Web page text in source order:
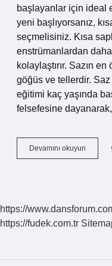
başlayanlar için ideal
yeni başlıyorsanız,
seçmelisiniz. Kısa
enstrümanlardan
kolaylaştırır. Sazın
göğüs ve tellerdir.
eğitimi kaç yaşında
felsefesine
Devamını okuyun
Nasıl
https://
https://fudek.com.tr